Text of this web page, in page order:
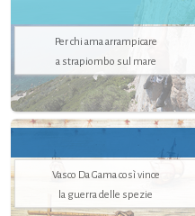
Per chi ama arrampicare
a strapiombo sul mare
Vasco Da Gama così vince
la guerra delle spezie